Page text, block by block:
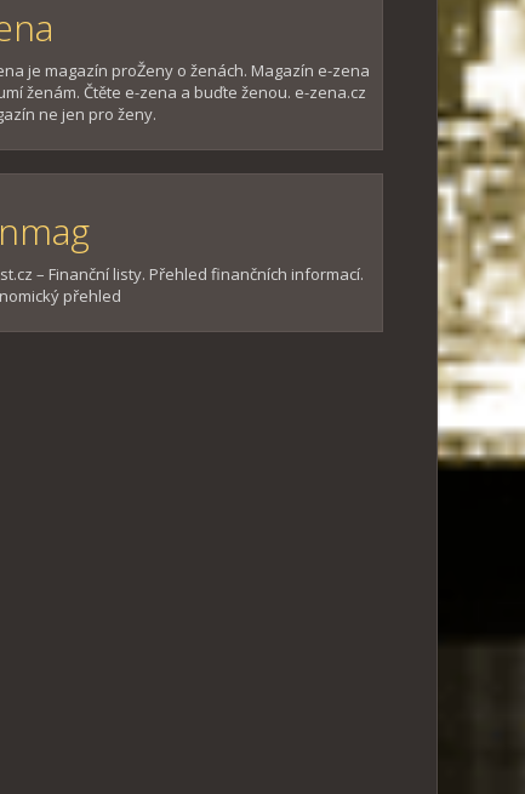
je magazín proŽeny o ženách. Magazín e-zena
ženám. Čtěte e-zena a buďte ženou. e-zena.cz
ne jen pro ženy.
– Finanční listy. Přehled finančních informací.
přehled